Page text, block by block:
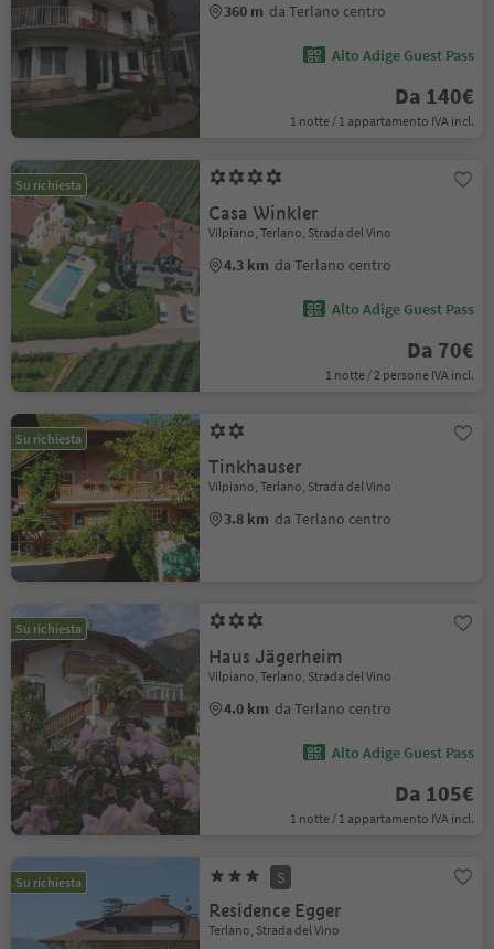
360 m da Terlano centro
Alto Adige Guest Pass
Da 140€
1 notte / 1 appartamento IVA incl.
Su richiesta
Casa Winkler
Vilpiano, Terlano, Strada del Vino
4.3 km da Terlano centro
Alto Adige Guest Pass
Da 70€
1 notte / 2 persone IVA incl.
Su richiesta
Tinkhauser
Vilpiano, Terlano, Strada del Vino
3.8 km da Terlano centro
Su richiesta
Haus Jägerheim
Vilpiano, Terlano, Strada del Vino
4.0 km da Terlano centro
Alto Adige Guest Pass
Da 105€
1 notte / 1 appartamento IVA incl.
Su richiesta S
Residence Egger
Terlano, Strada del Vino